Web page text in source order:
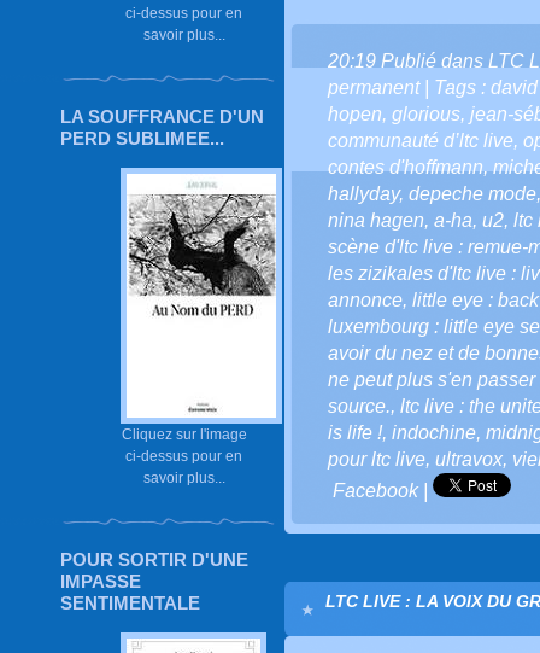
ci-dessus pour en
savoir plus...
LA SOUFFRANCE D'UN
PERD SUBLIMEE...
Cliquez sur l'image
ci-dessus pour en
savoir plus...
POUR SORTIR D'UNE
IMPASSE
SENTIMENTALE
20:19 Publié dans LTC
permanent| Tags :
hopen, glorious, jean-
communauté d’ltc live,
contes d'hoffmann,
hallyday, depeche mode
nina hagen, a-ha, u2, ltc
scène d'ltc live : remue-
les zizikales d'ltc live :
annonce, little eye :
luxembourg : little eye
avoir du nez et de
ne peut plus s'en passer
source., ltc live : the
is life !, indochine,
pour ltc live, ultravox,
Facebook|
LTC LIVE : LA VOIX DU